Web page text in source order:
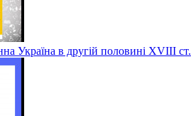
Україна в другій половині ХVІІІ ст.